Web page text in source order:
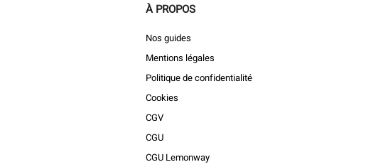
À PROPOS
Nos guides
Mentions légales
Politique de confidentialité
Cookies
CGV
CGU
CGU Lemonway